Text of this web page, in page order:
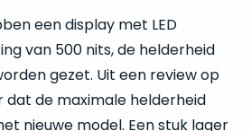
een display met LED
van 500 nits, de helderheid
gezet. Uit een review op
dat de maximale helderheid
nieuwe model. Een stuk lager